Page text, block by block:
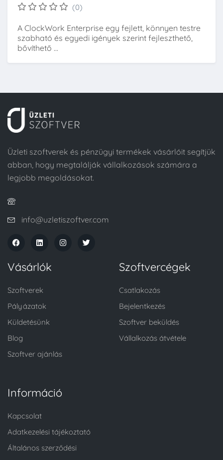
(0)
A ClockWork Enterprise egy fejlett, könnyen testre
szabható és egyedi igények szerint fejleszthető,
bővíthető ...
Üzleti szoftverek és pénzügyi termékek vásárlóit segítjük
abban, hogy megtalálják vállalkozások számára a
legjobb megoldásokat.
info@uzletiszoftver.com
Vásárlók
Szoftverek
Pályázatok
Küldetésünk
Blog
Szoftver ajánlás
Szoftvercégek
Csatlakozás
Bejelentkezés
Szoftver beküldés
Vállalkozás átvétele
Információ
Kapcsolat
Adatkezelési tájékoztató
Általános szerződési